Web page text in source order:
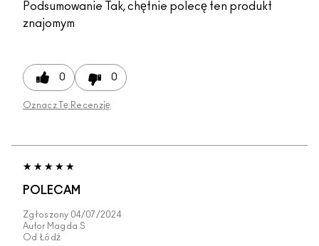
Podsumowanie Tak, chętnie polecę ten produkt
znajomym
0 0
Oznacz Tę Recenzję
POLECAM
Zgłoszony 04/07/2024
Autor Magda S
Od Łódź